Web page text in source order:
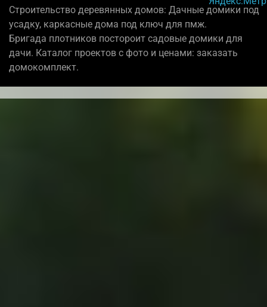
Строительство деревянных домов: Дачные домики под
усадку, каркасные дома под ключ для пмж.
Бригада плотников постороит садовые домики для
дачи. Каталог проектов с фото и ценами: заказать
домокомплект.